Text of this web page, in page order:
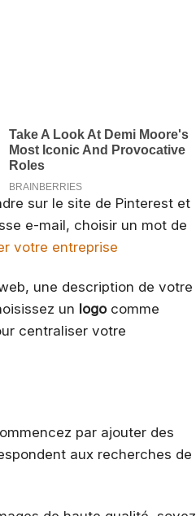
sur le site de Pinterest et
e-mail, choisir un mot de
votre entreprise
une description de votre
un logocomme
centraliser votre
par ajouter des
aux recherches de